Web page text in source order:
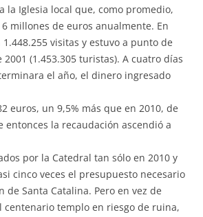
la Iglesia local que, como promedio,
millones de euros anualmente. En
visitas y estuvo a punto de
(1.453.305 turistas). A cuatro días
el año, el dinero ingresado
euros, un 9,5% más que en 2010, de
entonces la recaudación ascendió a
por la Catedral tan sólo en 2010 y
cinco veces el presupuesto necesario
de Santa Catalina. Pero en vez de
templo en riesgo de ruina,